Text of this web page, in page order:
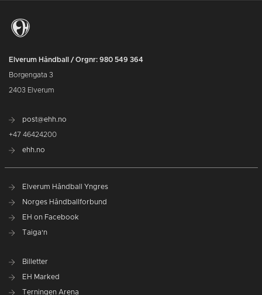
Elverum Håndball / Orgnr: 980 549 364
Borgengata 3
2403 Elverum
post@ehh.no
+47 46424200
ehh.no
Elverum Håndball Yngres
Norges Håndballforbund
EH on Facebook
Taiga'n
Billetter
EH Marked
Terningen Arena